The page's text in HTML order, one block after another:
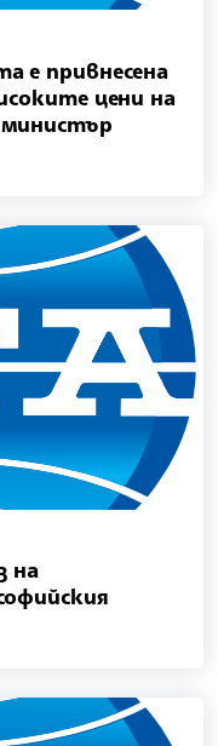
е привнесена
цени на
на